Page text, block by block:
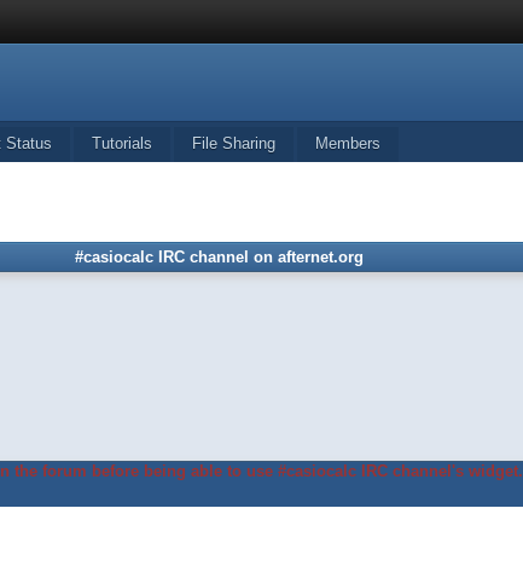
Status Tutorials File Sharing Members
#casiocalc IRC channel on afternet.org
the forum before being able to use #casiocalc IRC channel's widget.